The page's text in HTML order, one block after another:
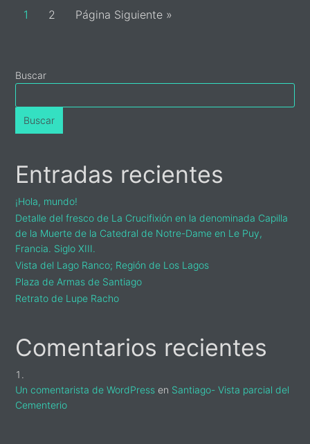
Page
1 Page
2 Página Siguiente »
Primary
Sidebar
Buscar
Buscar
Entradas recientes
¡Hola, mundo!
Detalle del fresco de La Crucifixión en la denominada Capilla
de la Muerte de la Catedral de Notre-Dame en Le Puy,
Francia. Siglo XIII.
Vista del Lago Ranco; Región de Los Lagos
Plaza de Armas de Santiago
Retrato de Lupe Racho
Comentarios recientes
Un comentarista de WordPress en Santiago- Vista parcial del
Cementerio